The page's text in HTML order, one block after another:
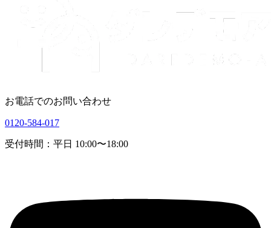
お電話でのお問い合わせ
0120-584-017
受付時間：平日 10:00〜18:00